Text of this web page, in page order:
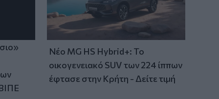
Νέο MG HS Hybrid+: Το
οικογενειακό SUV των 224 ίππων
έφτασε στην Κρήτη - Δείτε τιμή